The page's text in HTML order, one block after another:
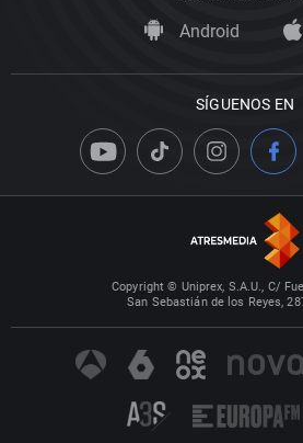
Android
SÍGUENOS EN
Copyright © Uniprex, S.A.U., C/
San Sebastián de los Reyes,